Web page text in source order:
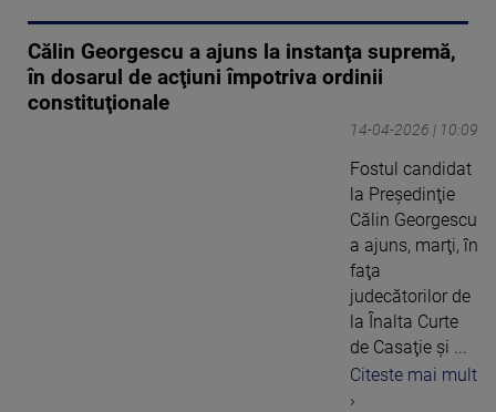
Călin Georgescu a ajuns la instanţa supremă,
în dosarul de acţiuni împotriva ordinii
constituţionale
14-04-2026 | 10:09
Fostul candidat
la Preşedinţie
Călin Georgescu
a ajuns, marţi, în
faţa
judecătorilor de
la Înalta Curte
de Casaţie şi ...
Citeste mai mult
›